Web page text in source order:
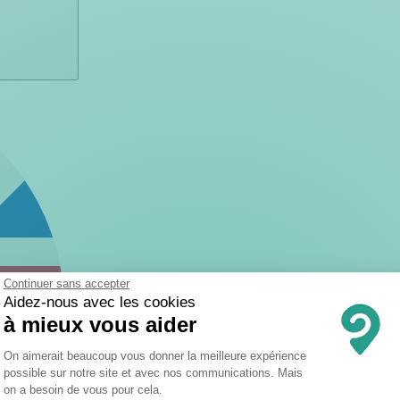
Continuer sans accepter
Aidez-nous avec les cookies
à mieux vous aider
Plateforme de Gestion du
On aimerait beaucoup vous donner la meilleure expérience
possible sur notre site et avec nos communications. Mais
on a besoin de vous pour cela.